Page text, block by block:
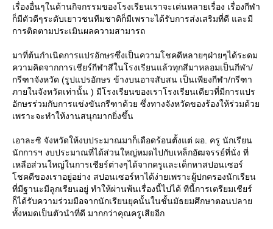
เรื่องอื่นๆในด้านกิจกรรมของโรงเรียนเราจะเด่นหลายเรื่อง เรื่องกีฬา
ก็มีตัวดีๆระดับเยาวชนทีมชาติก็มีเพราะได้รับการส่งเสริมที่ดี และมี
การติดตามประเมินผลความสามารถ
มาที่ต้นกำเนิดการแปรอักษรซึ่งเป็นความโชคดีหลายๆฝ่ายๆได้ระดม
ความคิดจากการเชียร์กีฬาสีในโรงเรียนแล้วทุกสีมาหลอมเป็นกีฬา/
กรีฑาจังหวัด (รูปแปรอักษร ข้างบนอาจสับสน เป็นเพียงกีฬา/กรีฑา
ภายในจังหวัดเท่านั้น ) มีโรงเรียนของเราโรงเรียนเดียวที่มีการแปร
อักษรร่วมกับการแข่งขันกรีฑาด้วย ซึ่งทางจังหวัดของร้องให้ร่วมด้ว
เพราะจะทำให้งานสนุกมากยิ่งขึ้น
เอาละซิ จังหวัดให้งบประมาณมาก็เดือดร้อนตั้งแต่ ผอ. ครู นักเรียน
นักการฯ งบประมาณที่ได้ส่วนใหญ่หมดไปกับเหล็กอัฒจรรย์ที่นั่ง ที่
เหลือส่วนใหญ่ในการเชียร์ต่างๆได้จากครูและเด็กหาสปอนเซอร์
ชคดีของเราอยู่อย่าง สปอนเซอร์หาได้ง่ายเพราะผู้ปกครองนักเรียน
ที่มีฐานะมีลูกเรียนอยู่ ทำให้ผ่านพ้นเรื่องนี้ไปได้ ทีนี้การเตรียมเชียร์
ก็ได้รับความร่วมมือจากนักเรียนยุคนั้นในชั้นมัธยมศึกษาตอนปลา
ทั้งหมดเป็นตัวนำที่ดี มากกว่าคุณครูเสียอีก